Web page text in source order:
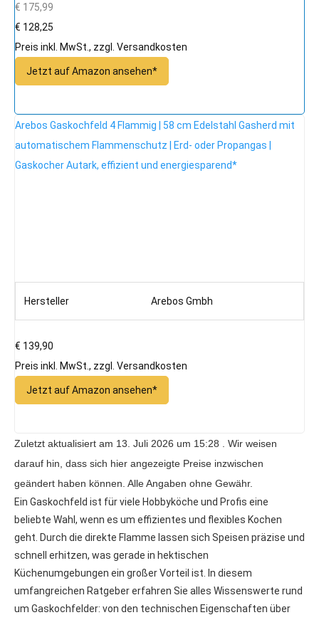
€ 175,99
€ 128,25
Preis inkl. MwSt., zzgl. Versandkosten
Jetzt auf Amazon ansehen*
Arebos Gaskochfeld 4 Flammig | 58 cm Edelstahl Gasherd mit
automatischem Flammenschutz | Erd- oder Propangas |
Gaskocher Autark, effizient und energiesparend*
Hersteller Arebos Gmbh
€ 139,90
Preis inkl. MwSt., zzgl. Versandkosten
Jetzt auf Amazon ansehen*
Zuletzt aktualisiert am 13. Juli 2026 um 15:28 . Wir weisen
darauf hin, dass sich hier angezeigte Preise inzwischen
geändert haben können. Alle Angaben ohne Gewähr.
Ein Gaskochfeld ist für viele Hobbyköche und Profis eine
beliebte Wahl, wenn es um effizientes und flexibles Kochen
geht. Durch die direkte Flamme lassen sich Speisen präzise und
schnell erhitzen, was gerade in hektischen
Küchenumgebungen ein großer Vorteil ist. In diesem
umfangreichen Ratgeber erfahren Sie alles Wissenswerte rund
um Gaskochfelder: von den technischen Eigenschaften über